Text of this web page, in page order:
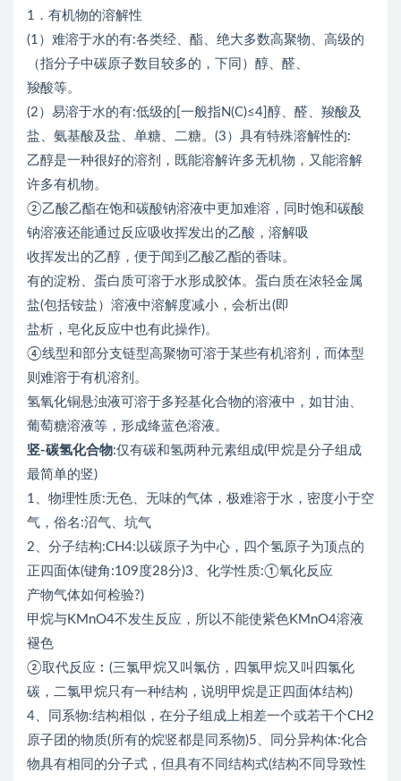
1．有机物的溶解性
(1）难溶于水的有:各类经、酯、绝大多数高聚物、高级的
（指分子中碳原子数目较多的，下同）醇、醛、
羧酸等。
(2）易溶于水的有:低级的[一般指N(C)≤4]醇、醛、羧酸及
盐、氨基酸及盐、单糖、二糖。(3）具有特殊溶解性的:
乙醇是一种很好的溶剂，既能溶解许多无机物，又能溶解
许多有机物。
②乙酸乙酯在饱和碳酸钠溶液中更加难溶，同时饱和碳酸
钠溶液还能通过反应吸收挥发出的乙酸，溶解吸
收挥发出的乙醇，便于闻到乙酸乙酯的香味。
有的淀粉、蛋白质可溶于水形成胶体。蛋白质在浓轻金属
盐(包括铵盐）溶液中溶解度减小，会析出(即
盐析，皂化反应中也有此操作)。
④线型和部分支链型高聚物可溶于某些有机溶剂，而体型
则难溶于有机溶剂。
氢氧化铜悬浊液可溶于多羟基化合物的溶液中，如甘油、
葡萄糖溶液等，形成绛蓝色溶液。
竖-碳氢化合物:仅有碳和氢两种元素组成(甲烷是分子组成
最简单的竖)
1、物理性质:无色、无味的气体，极难溶于水，密度小于空
气，俗名:沼气、坑气
2、分子结构:CH4:以碳原子为中心，四个氢原子为顶点的
正四面体(键角:109度28分)3、化学性质:①氧化反应
产物气体如何检验?)
甲烷与KMnO4不发生反应，所以不能使紫色KMnO4溶液
褪色
②取代反应︰(三氯甲烷又叫氯仿，四氯甲烷又叫四氯化
碳，二氯甲烷只有一种结构，说明甲烷是正四面体结构)
4、同系物:结构相似，在分子组成上相差一个或若干个CH2
原子团的物质(所有的烷竖都是同系物)5、同分异构体:化合
物具有相同的分子式，但具有不同结构式(结构不同导致性